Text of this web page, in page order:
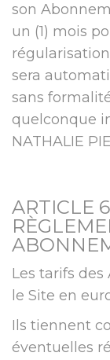
son
un (1) mois
sera
sans
quelconque
NATHALIE
ARTICLE
Les tarifs
le Site en
Ils tiennent
éventuelles